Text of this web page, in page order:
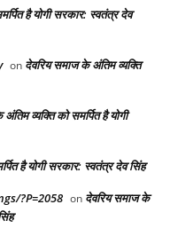
है योगी सरकार: स्वतंत्र देव
on देवरिय समाज के अंतिम व्यक्ति
व्यक्ति को समर्पित है योगी
है योगी सरकार: स्वतंत्र देव सिंह
?P=2058 on देवरिय समाज के